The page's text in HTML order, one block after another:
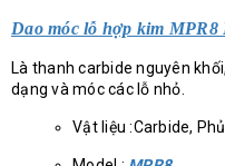
Dao móc lỗ hợp kim MPR8
Là thanh carbide nguyên
dạng và móc các lỗ nhỏ.
Vật liệu :Carbide,